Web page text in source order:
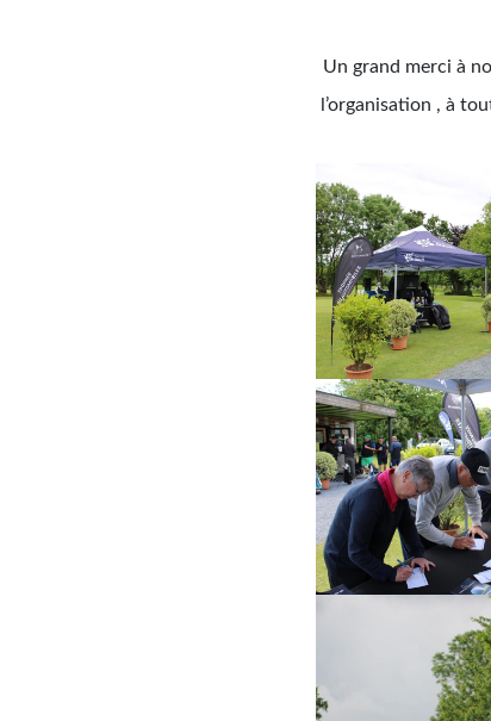
Un grand merci à
l’organisation , à